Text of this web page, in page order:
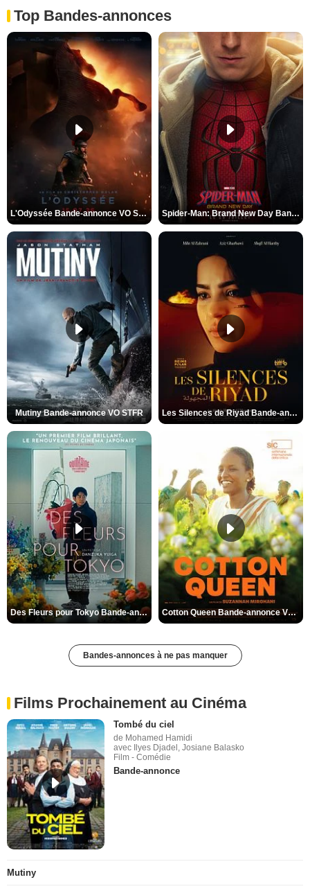
Top Bandes-annonces
L'Odyssée Bande-annonce VO STFR Spider-Man: Brand New Day Bande-annonce VO STFR
Mutiny Bande-annonce VO STFR Les Silences de Riyad Bande-annonce VO STFR
Des Fleurs pour Tokyo Bande-annonce VO STFR Cotton Queen Bande-annonce VO STFR
Bandes-annonces à ne pas manquer
Films Prochainement au Cinéma
Tombé du ciel
de Mohamed Hamidi
avec Ilyes Djadel, Josiane Balasko
Film - Comédie
Bande-annonce
Mutiny